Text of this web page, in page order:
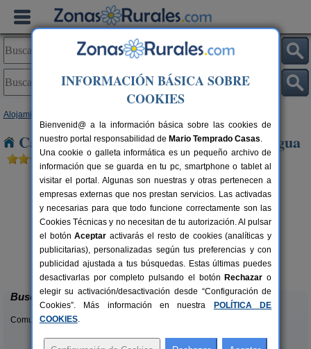
Alojamientos
Casas Rurales cerca de Villar de La Yegua
6+1 pers.
desde33 €
El Henar de la Covatilla
La Hoya (Salamanca)
Buscar
Comunidades:
INFORMACIÓN BÁSICA SOBRE
COOKIES
Bienvenid@ a la información básica sobre las cookies de
nuestro portal responsabilidad de Mario Temprado Casas.
Una cookie o galleta informática es un pequeño archivo de
información que se guarda en tu pc, smartphone o tablet al
visitar el portal. Algunas son nuestras y otras pertenecen a
empresas externas que nos prestan servicios. Las activadas
y necesarias para que todo funcione correctamente son las
Cookies Técnicas y no necesitan de tu autorización. Al pulsar
el botónAceptar activarás el resto de cookies (analíticas y
publicitarias), personalizadas según tus preferencias y con
publicidad ajustada a tus búsquedas. Estas últimas puedes
desactivarlas por completo pulsando el botón Rechazar o
elegir su activación/desactivación desde “Configuración de
Cookies”. Más información en nuestra
POLÍTICA DE
COOKIES.